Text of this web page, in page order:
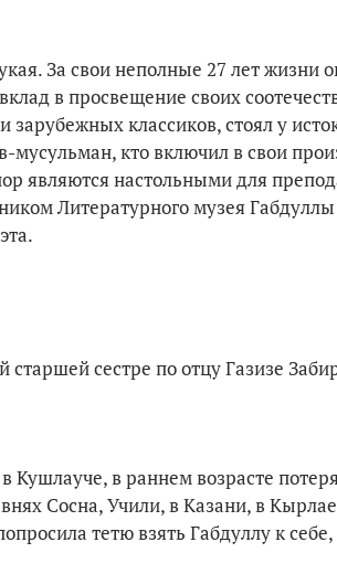
За свои неполные 27 лет жизни
в просвещение своих
классиков, стоял у
мусульман, кто включил в свои
являются настольными для
Литературного музея
сестре по отцу Газизе
Кушлауче, в раннем возрасте
Сосна, Учили, в Казани, в
тетю взять Габдуллу к себе,